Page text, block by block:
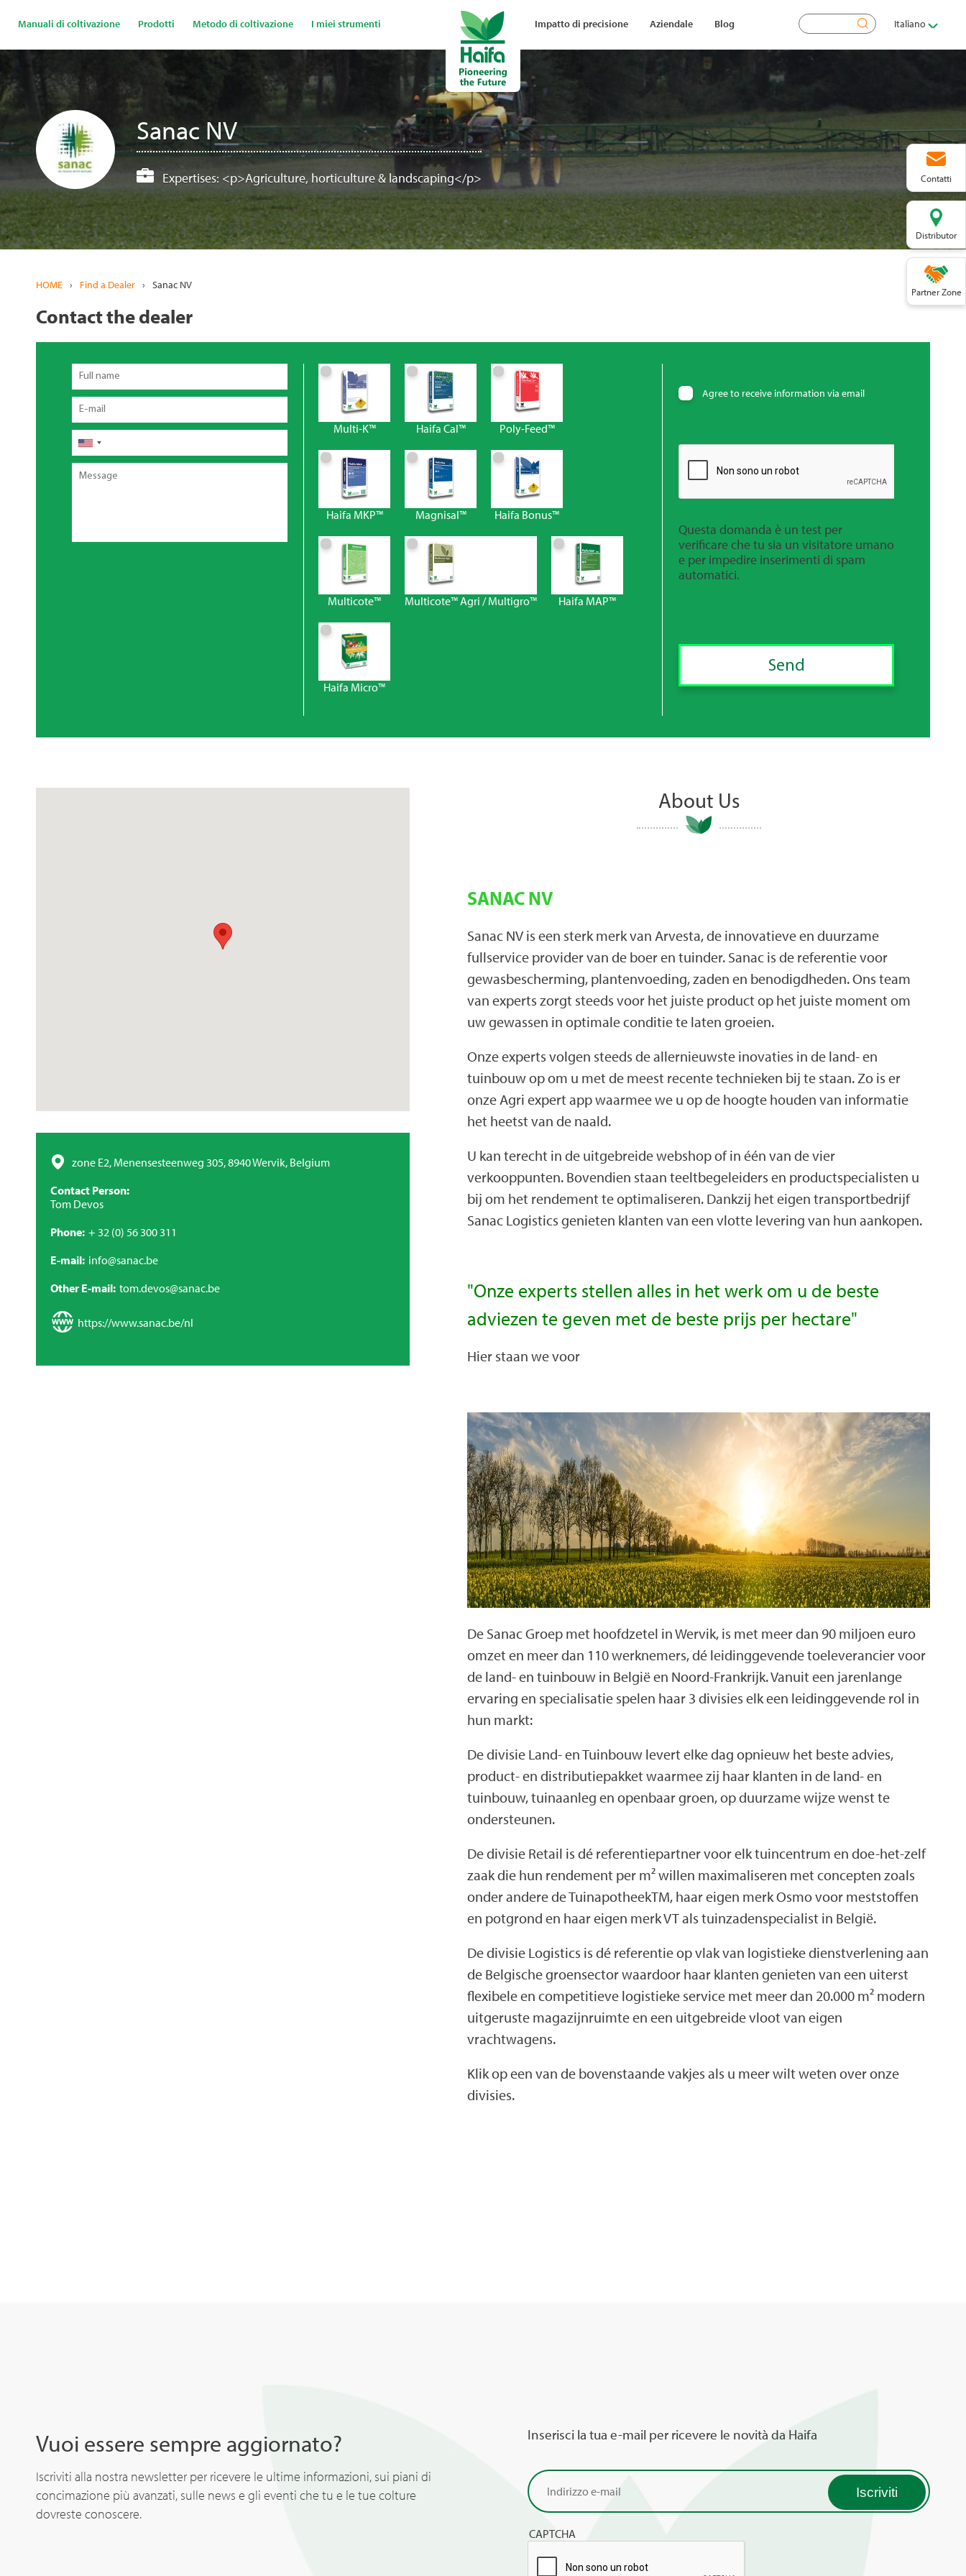
principale
Contatti
Distributor
Partner Zone
Manuali di coltivazione Prodotti Metodo di coltivazione I miei strumenti Impatto di precisione Aziendale Blog Cerca Italiano
Sanac NV
Expertises: <p>Agriculture, horticulture & landscaping</p>
HOME › Find a Dealer › Sanac NV
Contact the dealer
Full
name
Email
Telefono
Message
Multi-K™ Haifa Cal™ Poly-Feed™
Haifa MKP™ Magnisal™ Haifa Bonus™
Multicote™ Multicote™ Agri / Multigro™ Haifa MAP™
Haifa Micro™
Agree to receive information via email
Questa domanda è un test per
verificare che tu sia un visitatore umano
e per impedire inserimenti di spam
automatici.
zone E2, Menensesteenweg 305, 8940 Wervik, Belgium
Contact Person
Tom Devos
Phone + 32 (0) 56 300 311
E-mail info@sanac.be
Other E-mail tom.devos@sanac.be
https://www.sanac.be/nl
About Us
SANAC NV
Sanac NV is een sterk merk van Arvesta, de innovatieve en duurzame
fullservice provider van de boer en tuinder. Sanac is de referentie voor
gewasbescherming, plantenvoeding, zaden en benodigdheden. Ons team
van experts zorgt steeds voor het juiste product op het juiste moment om
uw gewassen in optimale conditie te laten groeien.
Onze experts volgen steeds de allernieuwste inovaties in de land- en
tuinbouw op om u met de meest recente technieken bij te staan. Zo is er
onze Agri expert app waarmee we u op de hoogte houden van informatie
het heetst van de naald.
U kan terecht in de uitgebreide webshop of in één van de vier
verkooppunten. Bovendien staan teeltbegeleiders en productspecialisten u
bij om het rendement te optimaliseren. Dankzij het eigen transportbedrijf
Sanac Logistics genieten klanten van een vlotte levering van hun aankopen.
"Onze experts stellen alles in het werk om u de beste
adviezen te geven met de beste prijs per hectare"
Hier staan we voor
De Sanac Groep met hoofdzetel in Wervik, is met meer dan 90 miljoen euro
omzet en meer dan 110 werknemers, dé leidinggevende toeleverancier voor
de land- en tuinbouw in België en Noord-Frankrijk. Vanuit een jarenlange
ervaring en specialisatie spelen haar 3 divisies elk een leidinggevende rol in
hun markt:
De divisie Land- en Tuinbouw levert elke dag opnieuw het beste advies,
product- en distributiepakket waarmee zij haar klanten in de land- en
tuinbouw, tuinaanleg en openbaar groen, op duurzame wijze wenst te
ondersteunen.
De divisie Retail is dé referentiepartner voor elk tuincentrum en doe-het-zelf
zaak die hun rendement per m² willen maximaliseren met concepten zoals
onder andere de TuinapotheekTM, haar eigen merk Osmo voor meststoffen
en potgrond en haar eigen merk VT als tuinzadenspecialist in België.
De divisie Logistics is dé referentie op vlak van logistieke dienstverlening aan
de Belgische groensector waardoor haar klanten genieten van een uiterst
flexibele en competitieve logistieke service met meer dan 20.000 m² modern
uitgeruste magazijnruimte en een uitgebreide vloot van eigen
vrachtwagens.
Klik op een van de bovenstaande vakjes als u meer wilt weten over onze
divisies.
Vuoi essere sempre aggiornato?
Iscriviti alla nostra newsletter per ricevere le ultime informazioni, sui piani di
concimazione più avanzati, sulle news e gli eventi che tu e le tue colture
dovreste conoscere.
Inserisci la tua e-mail per ricevere le novità da Haifa
CAPTCHA